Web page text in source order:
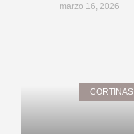
marzo 16, 2026
CORTINAS